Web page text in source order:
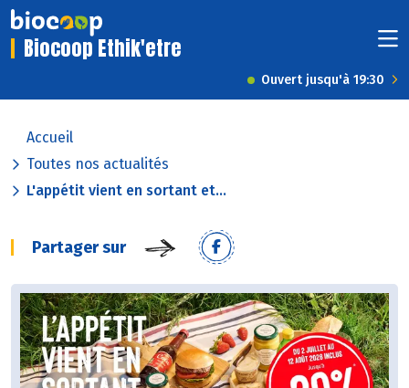
Biocoop Ethik'etre
Ouvert jusqu'à 19:30
Accueil
Toutes nos actualités
L'appétit vient en sortant et...
Partager sur